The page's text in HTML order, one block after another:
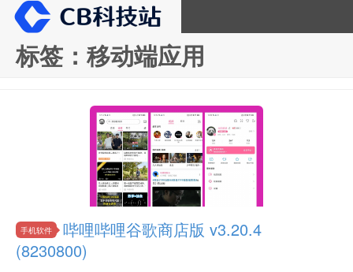
标签：移动端应用
手机软件
哔哩哔哩谷歌商店版 v3.20.4
(8230800)